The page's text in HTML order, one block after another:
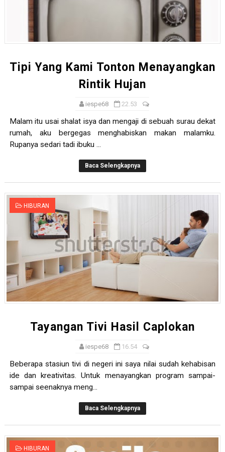
Tipi Yang Kami Tonton Menayangkan
Rintik Hujan
iespe68 22.53
Malam itu usai shalat isya dan mengaji di sebuah surau dekat
rumah, aku bergegas menghabiskan makan malamku.
Rupanya sedari tadi ibuku ...
Baca Selengkapnya
HIBURAN
Tayangan Tivi Hasil Caplokan
iespe68 16.54
Beberapa stasiun tivi di negeri ini saya nilai sudah kehabisan
ide dan kreativitas. Untuk menayangkan program sampai-
sampai seenaknya meng...
Baca Selengkapnya
HIBURAN